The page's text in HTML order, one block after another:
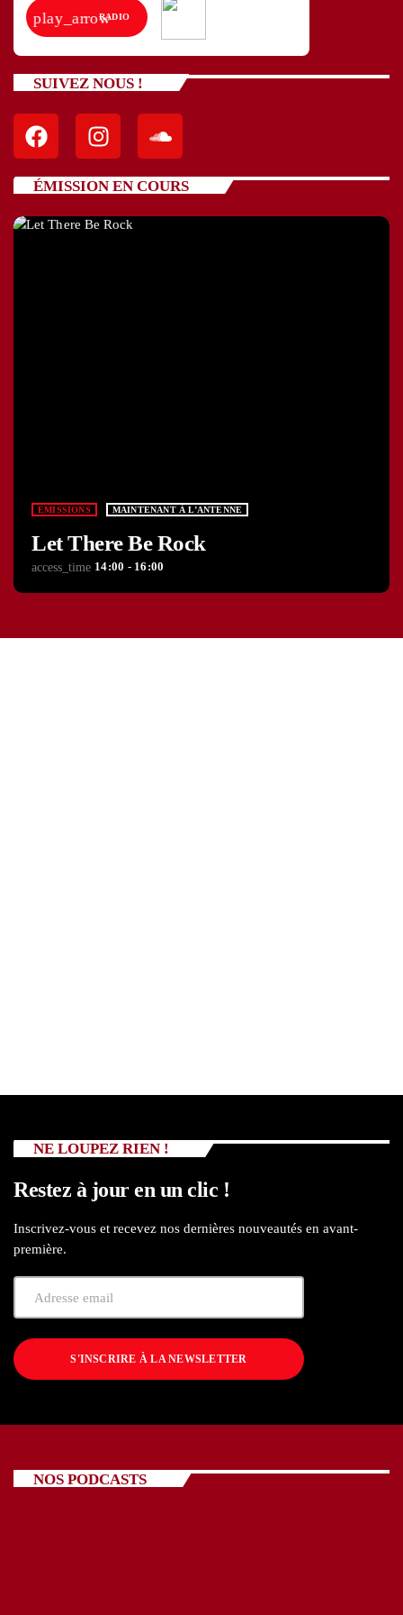
play_arrowRADIO
SUIVEZ NOUS !
ÉMISSION EN COURS
EMISSIONS MAINTENANT À L’ANTENNE
Let There Be Rock
access_time 14:00 - 16:00
NE LOUPEZ RIEN !
Restez à jour en un clic !
Inscrivez-vous et recevez nos dernières nouveautés en avant-
première.
S'INSCRIRE À LA NEWSLETTER
NOS PODCASTS